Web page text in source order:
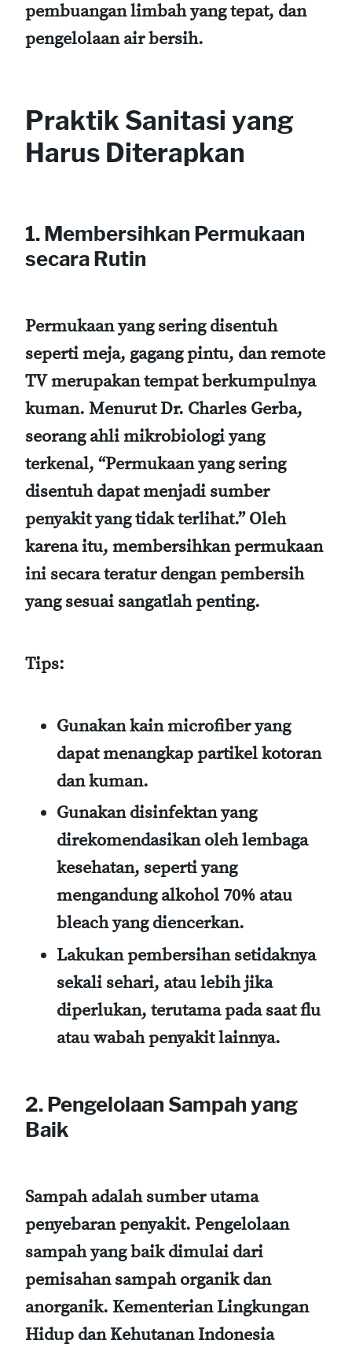
pembuangan limbah yang tepat, dan
pengelolaan air bersih.
Praktik Sanitasi yang
Harus Diterapkan
1. Membersihkan Permukaan
secara Rutin
Permukaan yang sering disentuh
seperti meja, gagang pintu, dan remote
TV merupakan tempat berkumpulnya
kuman. MenurutDr. Charles Gerba,
seorang ahli mikrobiologi yang
terkenal, “Permukaan yang sering
disentuh dapat menjadi sumber
penyakit yang tidak terlihat.” Oleh
karena itu, membersihkan permukaan
ini secara teratur dengan pembersih
yang sesuai sangatlah penting.
Tips:
Gunakan kain microfiber yang
dapat menangkap partikel kotoran
dan kuman.
Gunakan disinfektan yang
direkomendasikan oleh lembaga
kesehatan, seperti yang
mengandung alkohol 70% atau
bleach yang diencerkan.
Lakukan pembersihan setidaknya
sekali sehari, atau lebih jika
diperlukan, terutama pada saat flu
atau wabah penyakit lainnya.
2. Pengelolaan Sampah yang
Baik
Sampah adalah sumber utama
penyebaran penyakit. Pengelolaan
sampah yang baik dimulai dari
pemisahan sampah organik dan
anorganik. Kementerian Lingkungan
Hidup dan KehutananIndonesia